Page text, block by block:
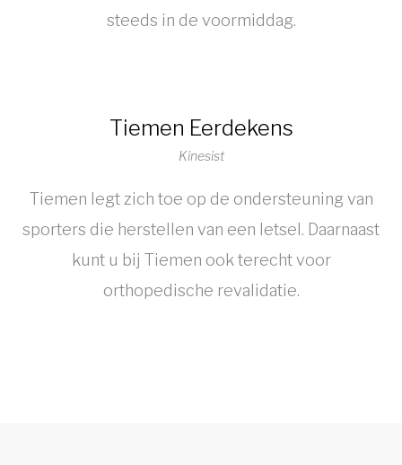
steeds in de voormiddag.
Tiemen Eerdekens
Kinesist
Tiemen legt zich toe op de ondersteuning van
sporters die herstellen van een letsel. Daarnaast
kunt u bij Tiemen ook terecht voor
orthopedische revalidatie.